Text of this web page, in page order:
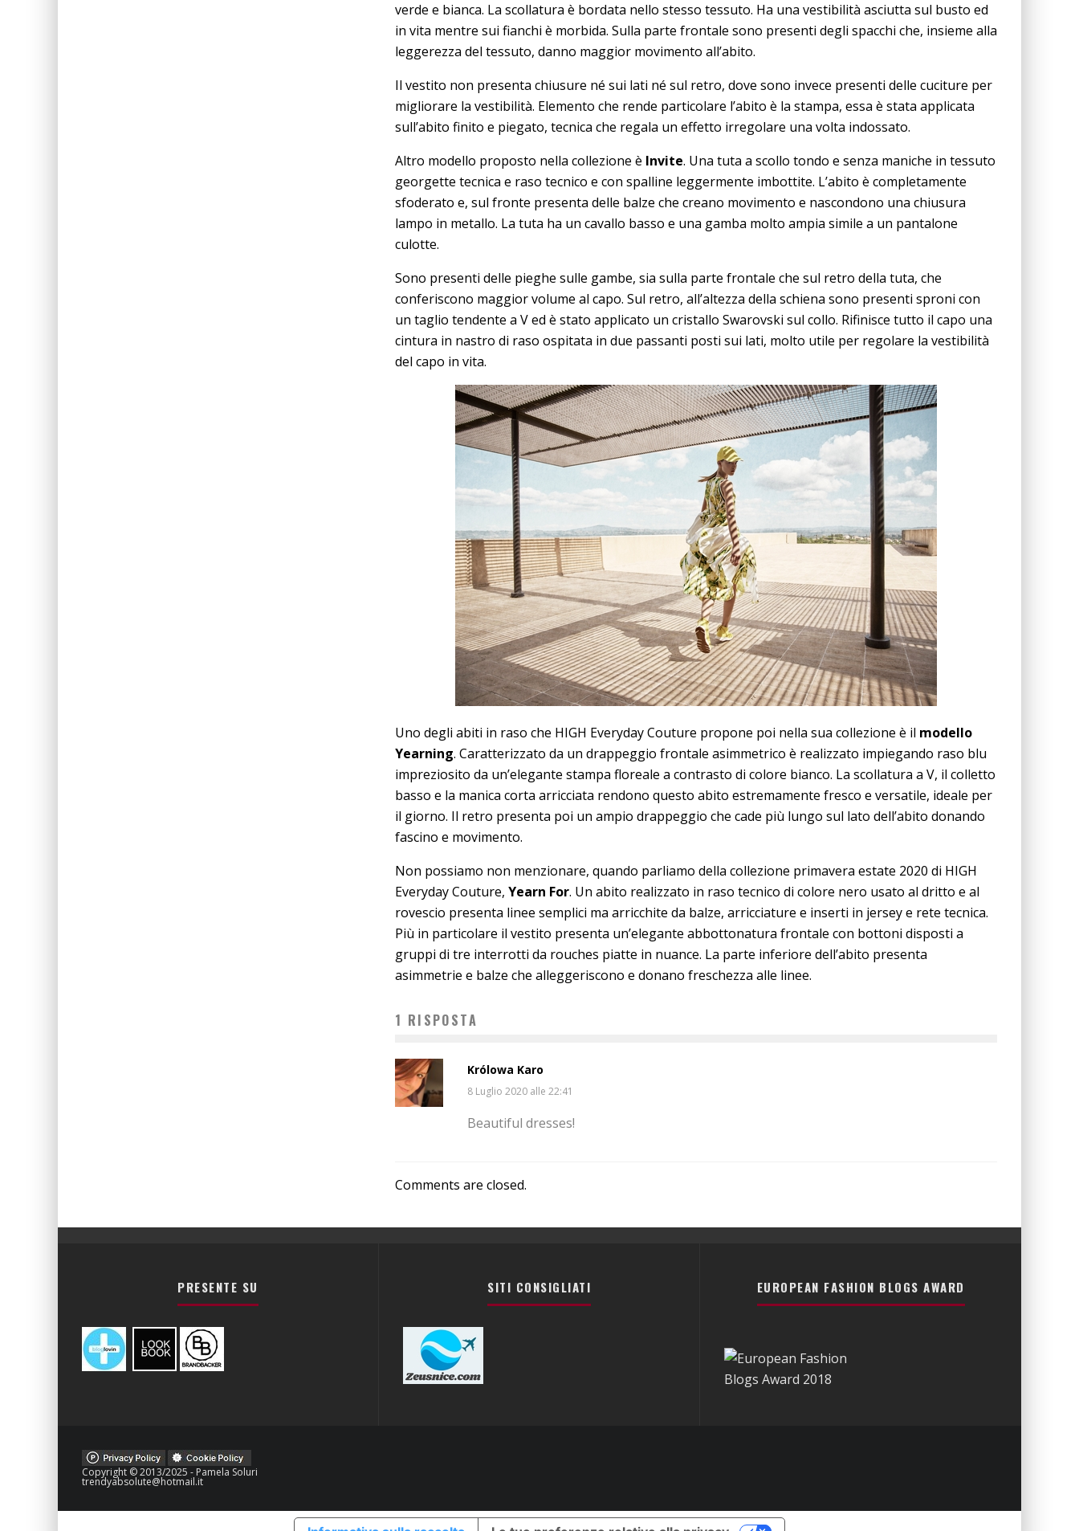
verde e bianca. La scollatura è bordata nello stesso tessuto. Ha una vestibilità asciutta sul busto ed
in vita mentre sui fianchi è morbida. Sulla parte frontale sono presenti degli spacchi che, insieme alla
leggerezza del tessuto, danno maggior movimento all’abito.
Il vestito non presenta chiusure né sui lati né sul retro, dove sono invece presenti delle cuciture per
migliorare la vestibilità. Elemento che rende particolare l’abito è la stampa, essa è stata applicata
sull’abito finito e piegato, tecnica che regala un effetto irregolare una volta indossato.
Altro modello proposto nella collezione è Invite. Una tuta a scollo tondo e senza maniche in tessuto
georgette tecnica e raso tecnico e con spalline leggermente imbottite. L’abito è completamente
sfoderato e, sul fronte presenta delle balze che creano movimento e nascondono una chiusura
lampo in metallo. La tuta ha un cavallo basso e una gamba molto ampia simile a un pantalone
culotte.
Sono presenti delle pieghe sulle gambe, sia sulla parte frontale che sul retro della tuta, che
conferiscono maggior volume al capo. Sul retro, all’altezza della schiena sono presenti sproni con
un taglio tendente a V ed è stato applicato un cristallo Swarovski sul collo. Rifinisce tutto il capo una
cintura in nastro di raso ospitata in due passanti posti sui lati, molto utile per regolare la vestibilità
del capo in vita.
Uno degli abiti in raso che HIGH Everyday Couture propone poi nella sua collezione è il modello
Yearning. Caratterizzato da un drappeggio frontale asimmetrico è realizzato impiegando raso blu
impreziosito da un’elegante stampa floreale a contrasto di colore bianco. La scollatura a V, il colletto
basso e la manica corta arricciata rendono questo abito estremamente fresco e versatile, ideale per
il giorno. Il retro presenta poi un ampio drappeggio che cade più lungo sul lato dell’abito donando
fascino e movimento.
Non possiamo non menzionare, quando parliamo della collezione primavera estate 2020 di HIGH
Everyday Couture, Yearn For. Un abito realizzato in raso tecnico di colore nero usato al dritto e al
rovescio presenta linee semplici ma arricchite da balze, arricciature e inserti in jersey e rete tecnica.
Più in particolare il vestito presenta un’elegante abbottonatura frontale con bottoni disposti a
gruppi di tre interrotti da rouches piatte in nuance. La parte inferiore dell’abito presenta
asimmetrie e balze che alleggeriscono e donano freschezza alle linee.
1 RISPOSTA
Królowa Karo
8 Luglio 2020 alle 22:41
Beautiful dresses!
Comments are closed.
PRESENTE SU SITI CONSIGLIATI EUROPEAN FASHION BLOGS AWARD
Copyright © 2013/2025 - Pamela Soluri
trendyabsolute@hotmail.it